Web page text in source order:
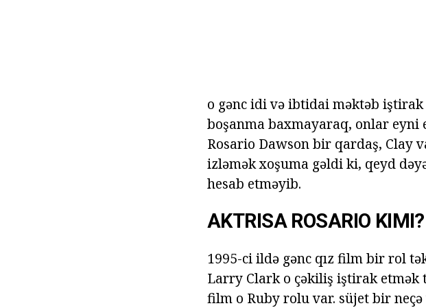
o gənc idi və ibtidai məktəb
boşanma baxmayaraq, onlar eyni
Rosario Dawson bir qardaş, Clay
izləmək xoşuma gəldi ki, qeyd
hesab etməyib.
AKTRISA ROSARIO KIMI?
1995-ci ildə gənc qız film bir rol
Larry Clark o çəkiliş iştirak etmək
film o Ruby rolu var. süjet bir